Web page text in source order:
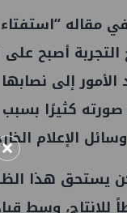
“استفتاء
التجربة أصبح
الأمور إلى
كثيرًا بسبب
الإعلام
يستحق هذا
وسط
×